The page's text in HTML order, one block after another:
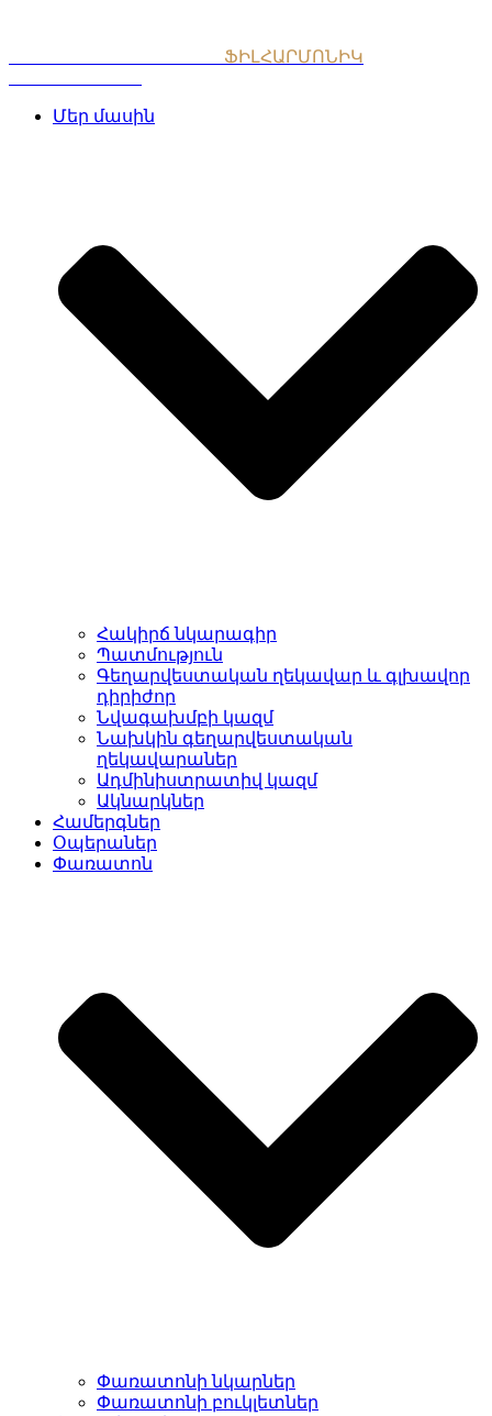
ՖԻԼՀԱՐՄՈՆԻԿ
Մեր մասին
Հակիրճ նկարագիր
Պատմություն
Գեղարվեստական ղեկավար և գլխավոր
դիրիժոր
Նվագախմբի կազմ
Նախկին գեղարվեստական
ղեկավարաներ
Ադմինիստրատիվ կազմ
Ակնարկներ
Համերգներ
Օպերաներ
Փառատոն
Փառատոնի նկարներ
Փառատոնի բուկլետներ